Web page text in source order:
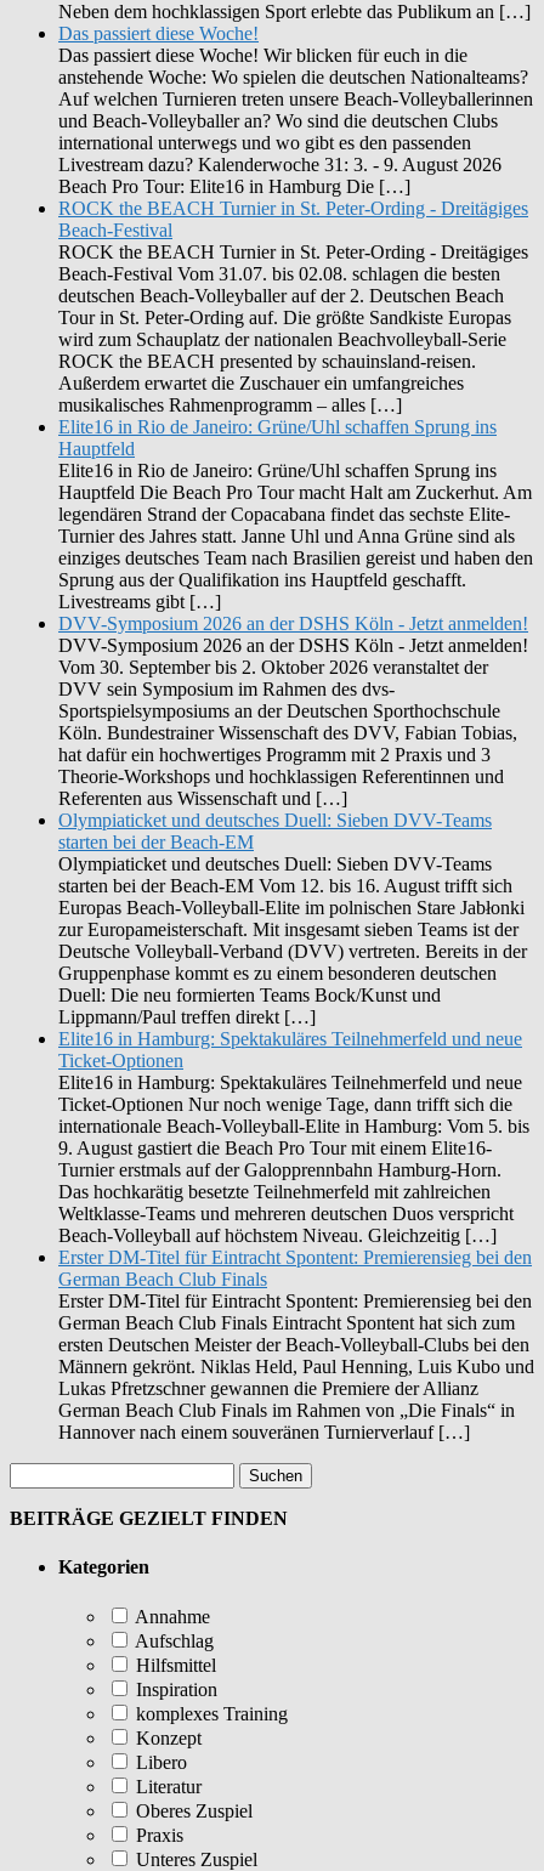
Neben dem hochklassigen Sport erlebte das Publikum an […]
Das passiert diese Woche!
Das passiert diese Woche! Wir blicken für euch in die
anstehende Woche: Wo spielen die deutschen Nationalteams?
Auf welchen Turnieren treten unsere Beach-Volleyballerinnen
und Beach-Volleyballer an? Wo sind die deutschen Clubs
international unterwegs und wo gibt es den passenden
Livestream dazu? Kalenderwoche 31: 3. - 9. August 2026
Beach Pro Tour: Elite16 in Hamburg Die […]
ROCK the BEACH Turnier in St. Peter-Ording - Dreitägiges
Beach-Festival
ROCK the BEACH Turnier in St. Peter-Ording - Dreitägiges
Beach-Festival Vom 31.07. bis 02.08. schlagen die besten
deutschen Beach-Volleyballer auf der 2. Deutschen Beach
Tour in St. Peter-Ording auf. Die größte Sandkiste Europas
wird zum Schauplatz der nationalen Beachvolleyball-Serie
ROCK the BEACH presented by schauinsland-reisen.
Außerdem erwartet die Zuschauer ein umfangreiches
musikalisches Rahmenprogramm – alles […]
Elite16 in Rio de Janeiro: Grüne/Uhl schaffen Sprung ins
Hauptfeld
Elite16 in Rio de Janeiro: Grüne/Uhl schaffen Sprung ins
Hauptfeld Die Beach Pro Tour macht Halt am Zuckerhut. Am
legendären Strand der Copacabana findet das sechste Elite-
Turnier des Jahres statt. Janne Uhl und Anna Grüne sind als
einziges deutsches Team nach Brasilien gereist und haben den
Sprung aus der Qualifikation ins Hauptfeld geschafft.
Livestreams gibt […]
DVV-Symposium 2026 an der DSHS Köln - Jetzt anmelden!
DVV-Symposium 2026 an der DSHS Köln - Jetzt anmelden!
Vom 30. September bis 2. Oktober 2026 veranstaltet der
DVV sein Symposium im Rahmen des dvs-
Sportspielsymposiums an der Deutschen Sporthochschule
Köln. Bundestrainer Wissenschaft des DVV, Fabian Tobias,
hat dafür ein hochwertiges Programm mit 2 Praxis und 3
Theorie-Workshops und hochklassigen Referentinnen und
Referenten aus Wissenschaft und […]
Olympiaticket und deutsches Duell: Sieben DVV-Teams
starten bei der Beach-EM
Olympiaticket und deutsches Duell: Sieben DVV-Teams
starten bei der Beach-EM Vom 12. bis 16. August trifft sich
Europas Beach-Volleyball-Elite im polnischen Stare Jabłonki
zur Europameisterschaft. Mit insgesamt sieben Teams ist der
Deutsche Volleyball-Verband (DVV) vertreten. Bereits in der
Gruppenphase kommt es zu einem besonderen deutschen
Duell: Die neu formierten Teams Bock/Kunst und
Lippmann/Paul treffen direkt […]
Elite16 in Hamburg: Spektakuläres Teilnehmerfeld und neue
Ticket-Optionen
Elite16 in Hamburg: Spektakuläres Teilnehmerfeld und neue
Ticket-Optionen Nur noch wenige Tage, dann trifft sich die
internationale Beach-Volleyball-Elite in Hamburg: Vom 5. bis
9. August gastiert die Beach Pro Tour mit einem Elite16-
Turnier erstmals auf der Galopprennbahn Hamburg-Horn.
Das hochkarätig besetzte Teilnehmerfeld mit zahlreichen
Weltklasse-Teams und mehreren deutschen Duos verspricht
Beach-Volleyball auf höchstem Niveau. Gleichzeitig […]
Erster DM-Titel für Eintracht Spontent: Premierensieg bei den
German Beach Club Finals
Erster DM-Titel für Eintracht Spontent: Premierensieg bei den
German Beach Club Finals Eintracht Spontent hat sich zum
ersten Deutschen Meister der Beach-Volleyball-Clubs bei den
Männern gekrönt. Niklas Held, Paul Henning, Luis Kubo und
Lukas Pfretzschner gewannen die Premiere der Allianz
German Beach Club Finals im Rahmen von „Die Finals“ in
Hannover nach einem souveränen Turnierverlauf […]
BEITRÄGE GEZIELT FINDEN
Kategorien
Annahme
Aufschlag
Hilfsmittel
Inspiration
komplexes Training
Konzept
Libero
Literatur
Oberes Zuspiel
Praxis
Unteres Zuspiel